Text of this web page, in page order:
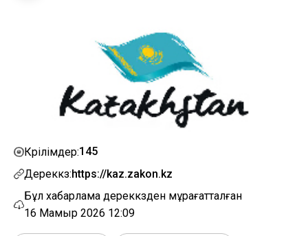
Көрілімдер:145
Дереккөз:https://kaz.zakon.kz
Бұл хабарлама дереккөзден мұрағатталған
16 Мамыр 2026 12:09